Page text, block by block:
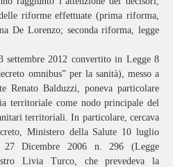
riforme effettuate (prima riforma,
De Lorenzo; seconda riforma, legge
2012 convertito in Legge 8
omnibus” per la sanità), messo a
Renato Balduzzi, poneva particolare
territoriale come nodo principale del
territoriali. In particolare, cercava
Ministero della Salute 10 luglio
27 Dicembre 2006 n. 296 (Legge
Livia Turco, che prevedeva la